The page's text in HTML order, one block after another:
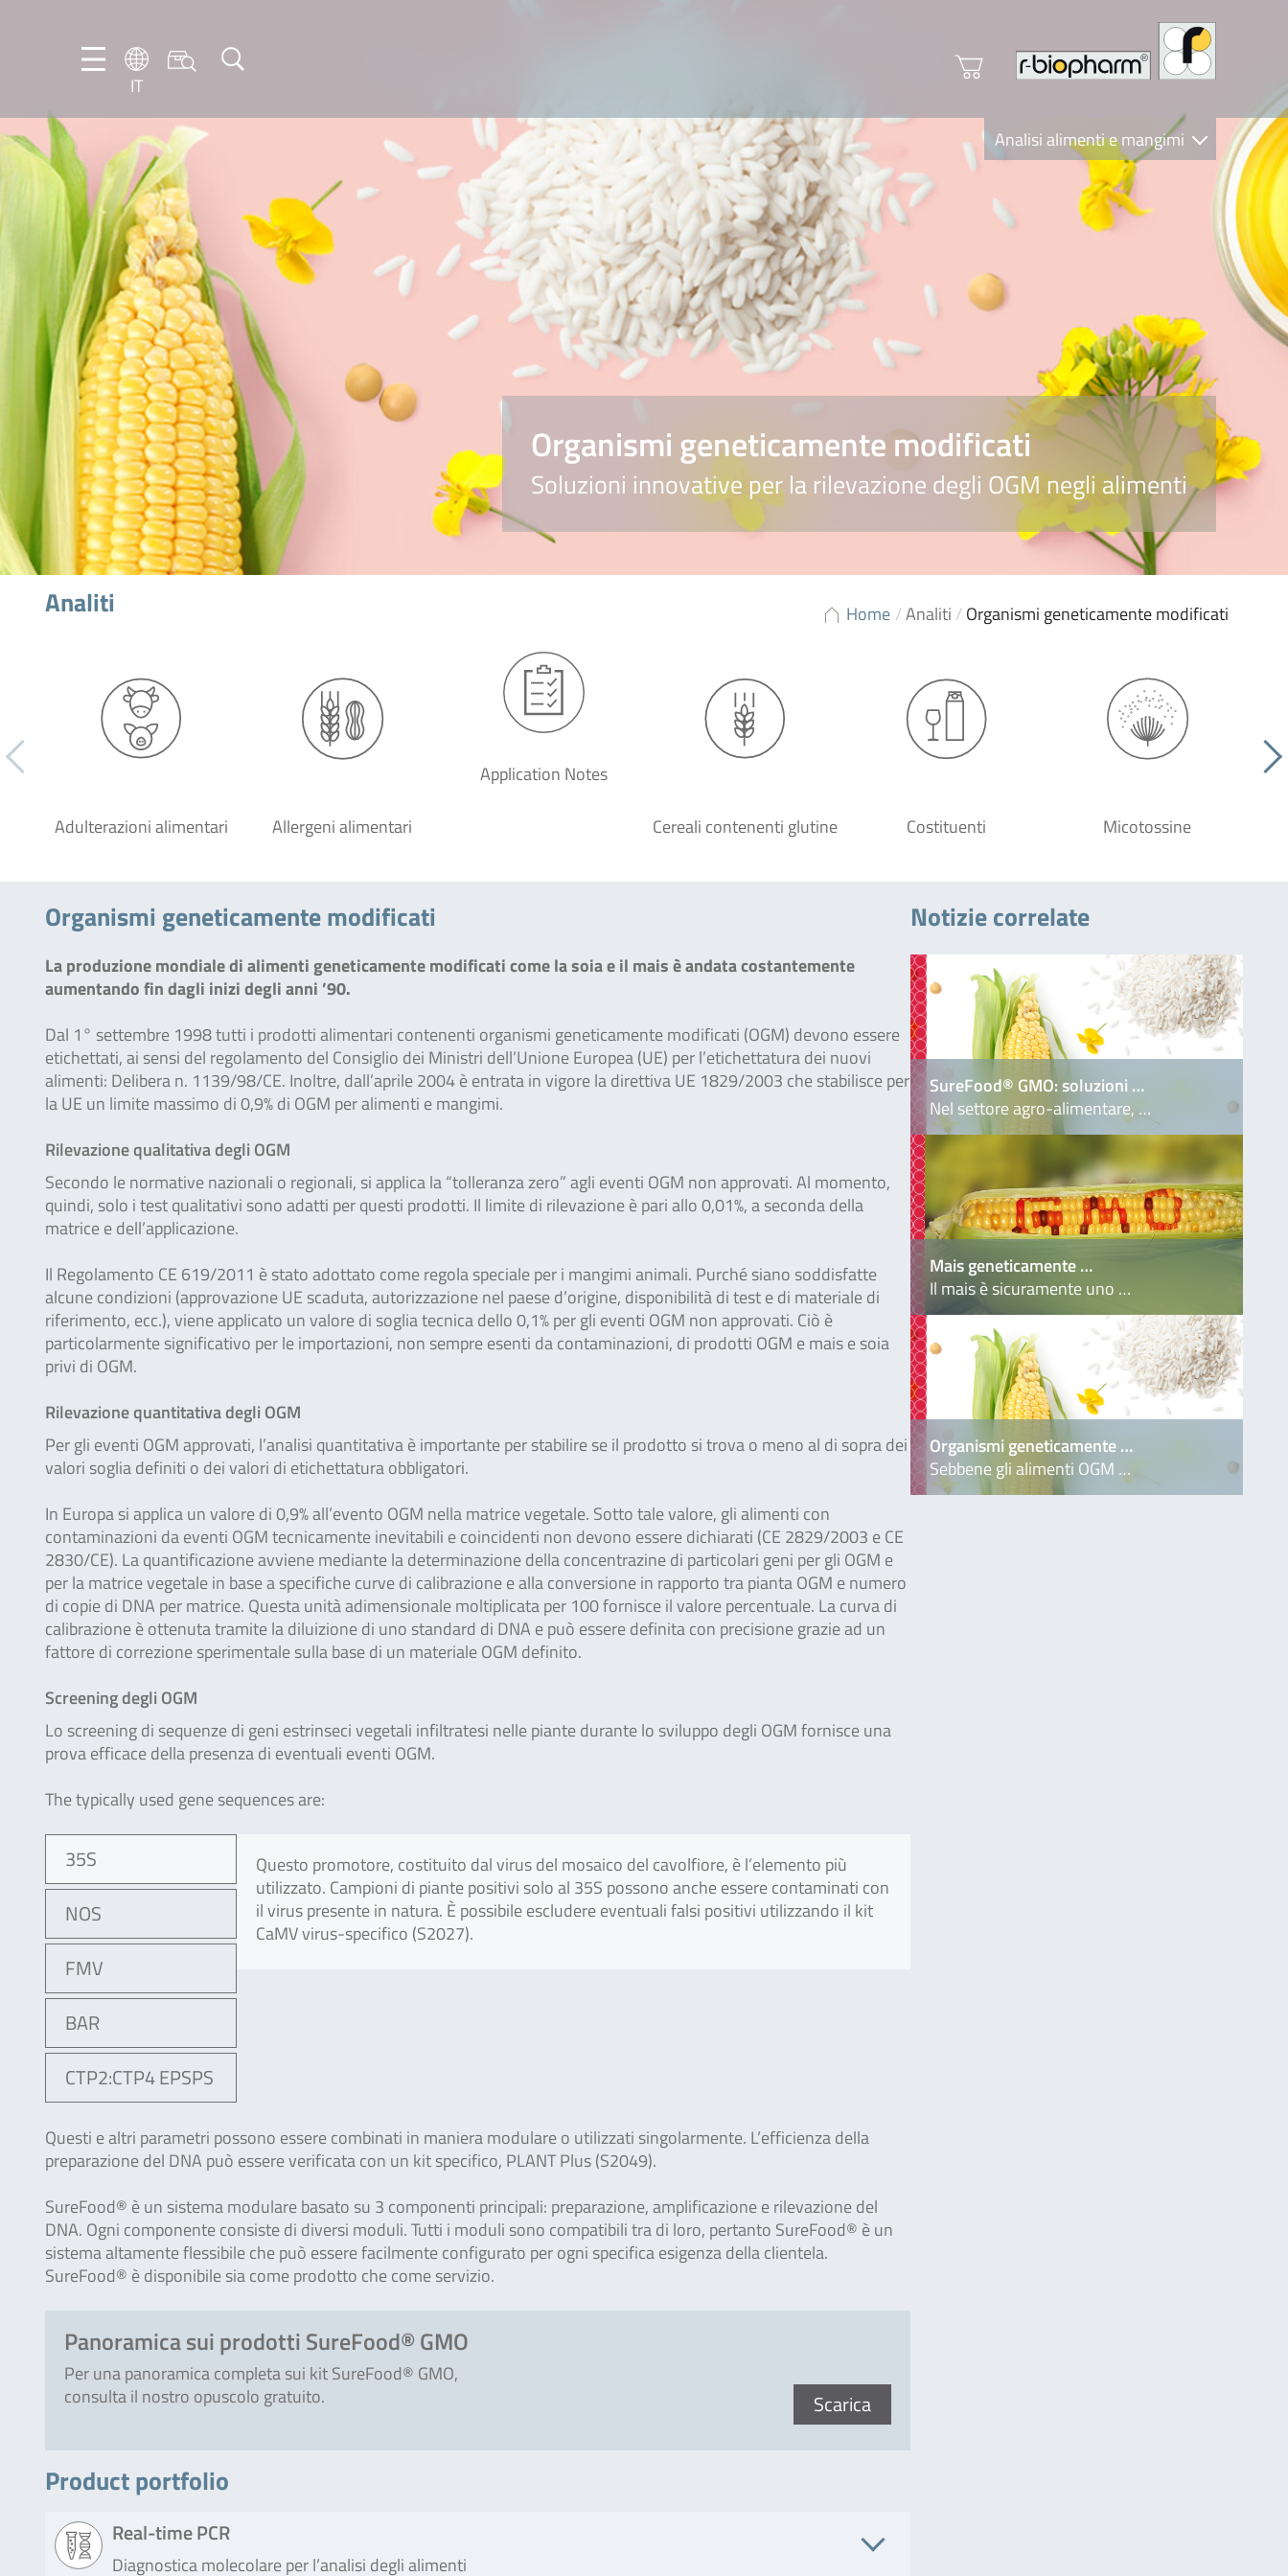
IT
FR
EN
IT
NL
PT-
BR
ES
DE
Analisi alimenti e mangimi
Diagnostica Clinica
R-Biopharm AG
Organismi geneticamente modificati
Soluzioni innovative per la rilevazione degli OGM negli alimenti
Home /Analiti /Organismi geneticamente modificati
Analiti
Adulterazioni alimentari Allergeni alimentari
Application Notes
Cereali contenenti glutine Costituenti Micotossine
Organismi geneticamente modificati
La produzione mondiale di alimenti geneticamente modificati come la soia e il mais è andata costantemente
aumentando fin dagli inizi degli anni ’90.
Dal 1° settembre 1998 tutti i prodotti alimentari contenenti organismi geneticamente modificati (OGM) devono essere
etichettati, ai sensi del regolamento del Consiglio dei Ministri dell’Unione Europea (UE) per l’etichettatura dei nuovi
alimenti: Delibera n. 1139/98/CE. Inoltre, dall’aprile 2004 è entrata in vigore la direttiva UE 1829/2003 che stabilisce per
la UE un limite massimo di 0,9% di OGM per alimenti e mangimi.
Rilevazione qualitativa degli OGM
Secondo le normative nazionali o regionali, si applica la “tolleranza zero” agli eventi OGM non approvati. Al momento,
quindi, solo i test qualitativi sono adatti per questi prodotti. Il limite di rilevazione è pari allo 0,01%, a seconda della
matrice e dell’applicazione.
Il Regolamento CE 619/2011 è stato adottato come regola speciale per i mangimi animali. Purché siano soddisfatte
alcune condizioni (approvazione UE scaduta, autorizzazione nel paese d’origine, disponibilità di test e di materiale di
riferimento, ecc.), viene applicato un valore di soglia tecnica dello 0,1% per gli eventi OGM non approvati. Ciò è
particolarmente significativo per le importazioni, non sempre esenti da contaminazioni, di prodotti OGM e mais e soia
privi di OGM.
Rilevazione quantitativa degli OGM
Per gli eventi OGM approvati, l’analisi quantitativa è importante per stabilire se il prodotto si trova o meno al di sopra dei
valori soglia definiti o dei valori di etichettatura obbligatori.
In Europa si applica un valore di 0,9% all’evento OGM nella matrice vegetale. Sotto tale valore, gli alimenti con
contaminazioni da eventi OGM tecnicamente inevitabili e coincidenti non devono essere dichiarati (CE 2829/2003 e CE
2830/CE). La quantificazione avviene mediante la determinazione della concentrazine di particolari geni per gli OGM e
per la matrice vegetale in base a specifiche curve di calibrazione e alla conversione in rapporto tra pianta OGM e numero
di copie di DNA per matrice. Questa unità adimensionale moltiplicata per 100 fornisce il valore percentuale. La curva di
calibrazione è ottenuta tramite la diluizione di uno standard di DNA e può essere definita con precisione grazie ad un
fattore di correzione sperimentale sulla base di un materiale OGM definito.
Screening degli OGM
Lo screening di sequenze di geni estrinseci vegetali infiltratesi nelle piante durante lo sviluppo degli OGM fornisce una
prova efficace della presenza di eventuali eventi OGM.
The typically used gene sequences are:
35S
NOS
FMV
BAR
CTP2:CTP4 EPSPS
Questo promotore, costituito dal virus del mosaico del cavolfiore, è l’elemento più
utilizzato. Campioni di piante positivi solo al 35S possono anche essere contaminati con
il virus presente in natura. È possibile escludere eventuali falsi positivi utilizzando il kit
CaMV virus-specifico (S2027).
Questi e altri parametri possono essere combinati in maniera modulare o utilizzati singolarmente. L’efficienza della
preparazione del DNA può essere verificata con un kit specifico, PLANT Plus (S2049).
SureFood® è un sistema modulare basato su 3 componenti principali: preparazione, amplificazione e rilevazione del
DNA. Ogni componente consiste di diversi moduli. Tutti i moduli sono compatibili tra di loro, pertanto SureFood® è un
sistema altamente flessibile che può essere facilmente configurato per ogni specifica esigenza della clientela.
SureFood® è disponibile sia come prodotto che come servizio.
Panoramica sui prodotti SureFood® GMO
Per una panoramica completa sui kit SureFood® GMO,
consulta il nostro opuscolo gratuito.
Scarica
Product portfolio
Real-time PCR
Diagnostica molecolare per l’analisi degli alimenti
Notizie correlate
SureFood® GMO: soluzioni …
Nel settore agro-alimentare, …
Mais geneticamente …
Il mais è sicuramente uno …
Organismi geneticamente …
Sebbene gli alimenti OGM …